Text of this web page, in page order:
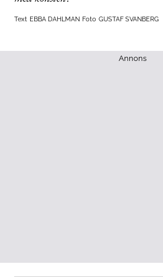
Text EBBA DAHLMAN Foto GUSTAF SVANBERG
Annons